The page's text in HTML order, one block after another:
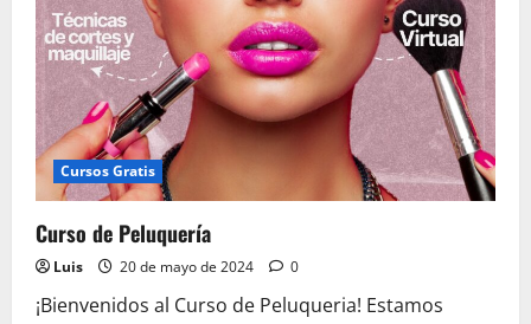
Cursos Gratis
Curso de Peluquería
Luis 20 de mayo de 2024 0
¡Bienvenidos al Curso de Peluqueria! Estamos